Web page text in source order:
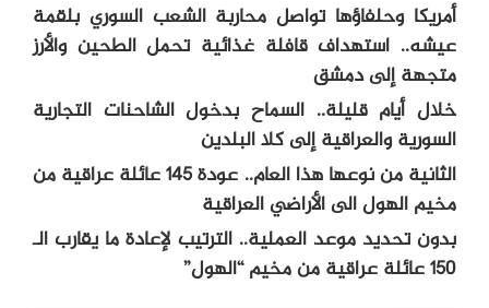
أمريكا وحلفاؤها تواصل محاربة الشعب السوري بلقمة
عيشه.. استهداف قافلة غذائية تحمل الطحين والأرز
متجهة إلى دمشق
خلال أيام قليلة.. السماح بدخول الشاحنات التجارية
السورية والعراقية إلى كلا البلدين
الثانية من نوعها هذا العام.. عودة 145 عائلة عراقية من
مخيم الهول الى الأراضي العراقية
بدون تحديد موعد العملية.. الترتيب لإعادة ما يقارب الـ
150 عائلة عراقية من مخيم “الهول”